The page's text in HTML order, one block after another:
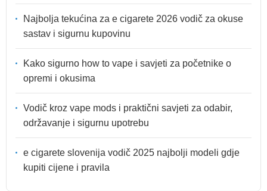
Najbolja tekućina za e cigarete 2026 vodič za okuse
sastav i sigurnu kupovinu
Kako sigurno how to vape i savjeti za početnike o
opremi i okusima
Vodič kroz vape mods i praktični savjeti za odabir,
održavanje i sigurnu upotrebu
e cigarete slovenija vodič 2025 najbolji modeli gdje
kupiti cijene i pravila